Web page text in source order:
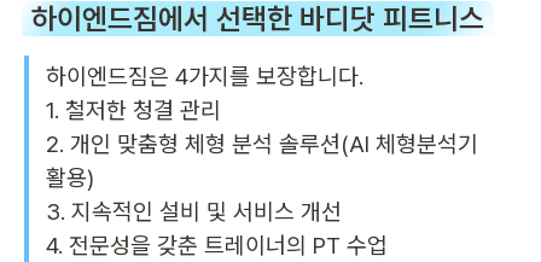
하이엔드짐에서 선택한 바디닷 피트니스
하이엔드짐은 4가지를 보장합니다.
1. 철저한 청결 관리
2. 개인 맞춤형 체형 분석 솔루션(AI 체형분석기
활용)
3. 지속적인 설비 및 서비스 개선
4. 전문성을 갖춘 트레이너의 PT 수업